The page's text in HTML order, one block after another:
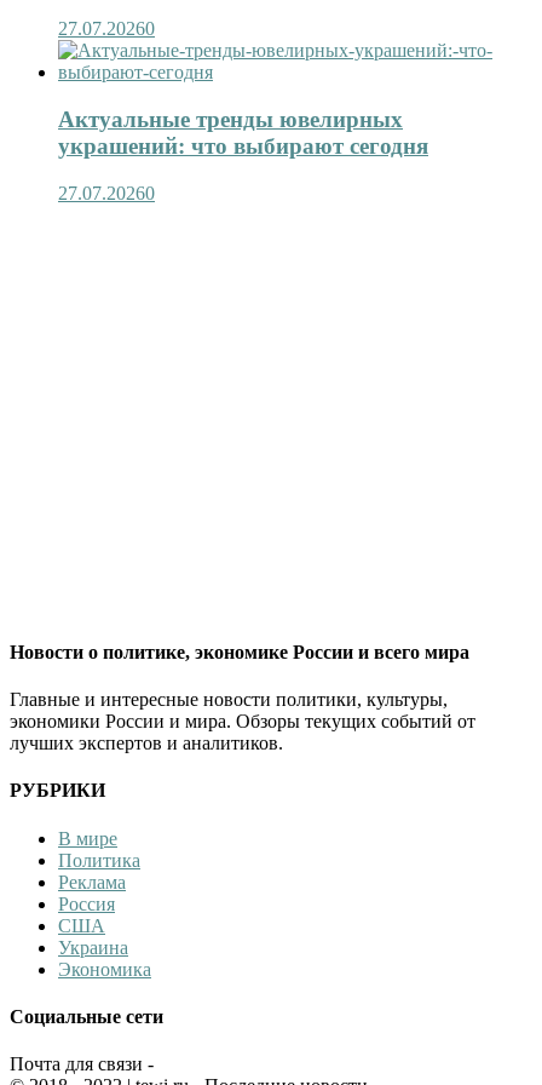
27.07.20260
Актуальные тренды ювелирных
украшений: что выбирают сегодня
27.07.20260
Новости о политике, экономике России и всего мира
Главные и интересные новости политики, культуры,
экономики России и мира. Обзоры текущих событий от
лучших экспертов и аналитиков.
РУБРИКИ
В мире
Политика
Реклама
Россия
США
Украина
Экономика
Социальные сети
Почта для связи -